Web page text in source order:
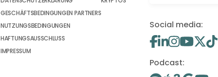
GESCHÄFTSBEDINGUNGEN PARTNERS
NUTZUNGSBEDINGUNGEN
HAFTUNGSAUSSCHLUSS
IMPRESSUM
Social media:
Podcast: